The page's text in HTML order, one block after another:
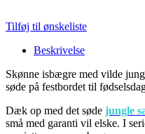
Tilføj til ønskeliste
Beskrivelse
Skønne isbægre med vilde
søde på festbordet til
Dæk op med det søde jungle
små med garanti vil elske. I